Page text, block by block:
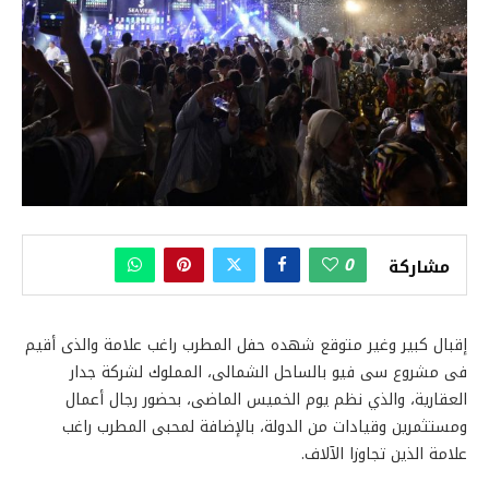
مشاركة 0
إقبال كبير وغير متوقع شهده حفل المطرب راغب علامة والذى أقيم
فى مشروع سى فيو بالساحل الشمالى، المملوك لشركة جدار
العقارية، والذي نظم يوم الخميس الماضى، بحضور رجال أعمال
ومستثمرين وقيادات من الدولة، بالإضافة لمحبى المطرب راغب
علامة الذين تجاوزا الآلاف.